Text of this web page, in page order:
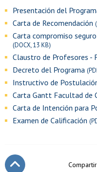
Presentación del
Carta de Recomendación
Carta compromiso
(DOCX, 13 KB)
Claustro de Profesores -
Decreto del Programa
Instructivo de
Carta Gantt Facultad de
Carta de Intención para
Examen de Calificación